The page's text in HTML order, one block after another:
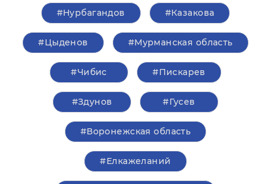
#Нурбагандов #Казакова
#Цыденов #Мурманская область
#Чибис #Пискарев
#Здунов #Гусев
#Воронежская область
#Елкажеланий